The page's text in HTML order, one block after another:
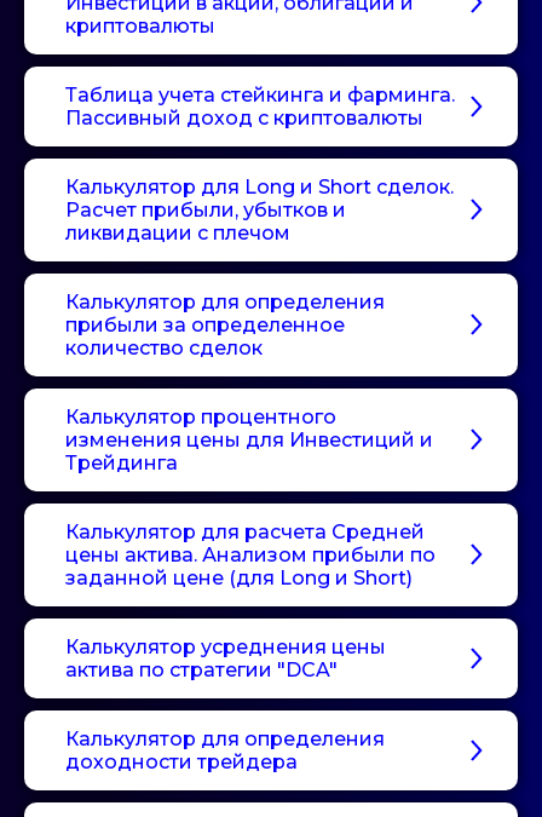
криптовалюты
Таблица учета стейкинга и фарминга.
Пассивный доход с криптовалюты
Калькулятор для Long и Short сделок.
Расчет прибыли, убытков и
ликвидации с плечом
Калькулятор для определения
прибыли за определенное
количество сделок
Калькулятор процентного
изменения цены для Инвестиций и
Трейдинга
Калькулятор для расчета Средней
цены актива. Анализом прибыли по
заданной цене (для Long и Short)
Калькулятор усреднения цены
актива по стратегии "DCA"
Калькулятор для определения
доходности трейдера